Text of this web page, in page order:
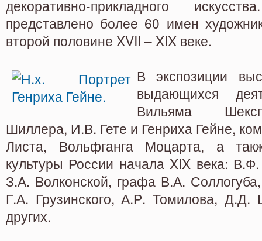
декоративно-прикладного
представлено более 60 имен
второй половине XVII – XIX веке.
В экспозиции
выдающихся
Вильяма
Шиллера, И.В. Гете и Генриха Гейне,
Листа, Вольфганга Моцарта, а
культуры России начала XIX века: В.Ф.
З.А. Волконской, графа В.А.
Г.А. Грузинского, А.Р. Томилова, Д.Д.
других.